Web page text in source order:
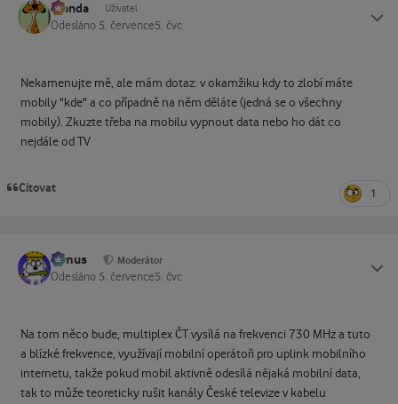
Standa Uživatel
Odesláno 5. července5. čvc
Nekamenujte mě, ale mám dotaz: v okamžiku kdy to zlobí máte
mobily "kde" a co případně na něm děláte (jedná se o všechny
mobily). Zkuzte třeba na mobilu vypnout data nebo ho dát co
nejdále od TV
Citovat 1
tomus Moderátor
Odesláno 5. července5. čvc
Na tom něco bude, multiplex ČT vysílá na frekvenci 730 MHz a tuto
a blízké frekvence, využívají mobilní operátoři pro uplink mobilního
internetu, takže pokud mobil aktivně odesílá nějaká mobilní data,
tak to může teoreticky rušit kanály České televize v kabelu